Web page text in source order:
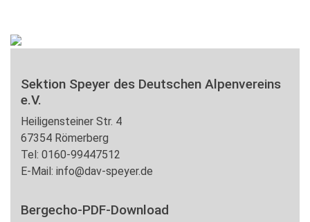
Sektion Speyer des Deutschen Alpenvereins
e.V.
Heiligensteiner Str. 4
67354 Römerberg
Tel: 0160-99447512
E-Mail: info@dav-speyer.de
Bergecho-PDF-Download